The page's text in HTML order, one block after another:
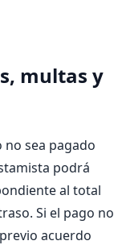
multas y
no sea pagado
podrá
al total
Si el pago no
acuerdo